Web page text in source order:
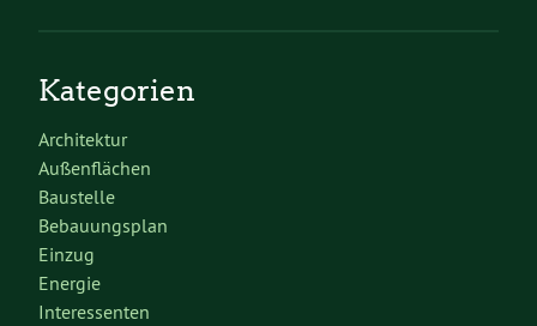
Kategorien
Architektur
Außenflächen
Baustelle
Bebauungsplan
Einzug
Energie
Interessenten